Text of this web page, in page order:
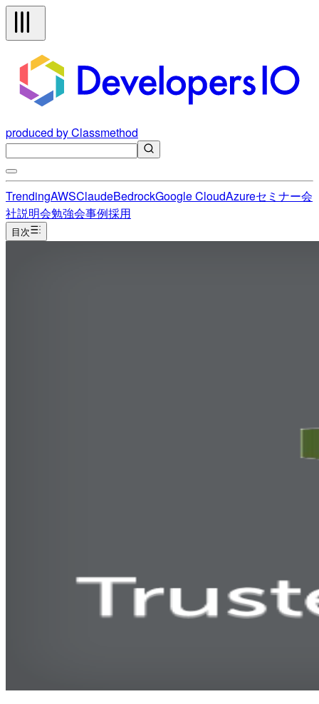
produced by Classmethod
TrendingAWSClaudeBedrockGoogle CloudAzureセミナー会
社説明会勉強会事例採用
目次